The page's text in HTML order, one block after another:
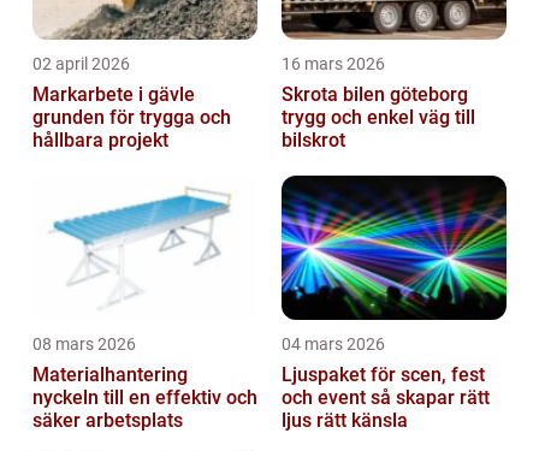
02 april 2026
Markarbete i gävle
grunden för trygga och
hållbara projekt
16 mars 2026
Skrota bilen göteborg
trygg och enkel väg till
bilskrot
08 mars 2026
Materialhantering
nyckeln till en effektiv och
säker arbetsplats
04 mars 2026
Ljuspaket för scen, fest
och event så skapar rätt
ljus rätt känsla